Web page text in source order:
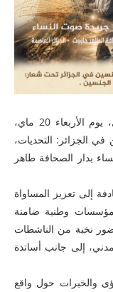
نظّمت مؤسسة صوت المرأة للإعلام والاتصال، يوم الأربعاء 20 ماي،
الجزائر: التحديات،
بدار الصحافة طاهر
إلى تعزيز المساواة
وطنية ضامنة
نخبة من الناشطات
إلى جانب أساتذة
والخبرات حول واقع